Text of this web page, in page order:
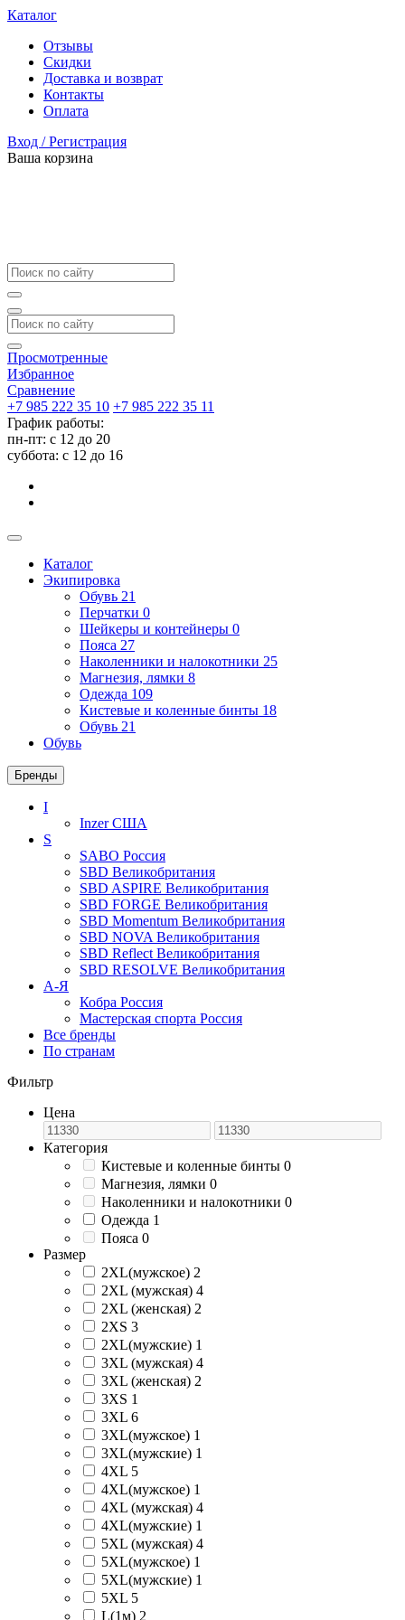
Каталог
Отзывы
Скидки
Доставка и возврат
Контакты
Оплата
Вход / Регистрация
Ваша корзина
Просмотренные
Избранное
Сравнение
+7 985 222 35 10 +7 985 222 35 11
График работы:
пн-пт: с 12 до 20
суббота: c 12 до 16
Каталог
Экипировка
Обувь 21
Перчатки 0
Шейкеры и контейнеры 0
Пояса 27
Наколенники и налокотники 25
Магнезия, лямки 8
Одежда 109
Кистевые и коленные бинты 18
Обувь 21
Обувь
Бренды
I
InzerСША
S
SABO Россия
SBD Великобритания
SBD ASPIRE Великобритания
SBD FORGE Великобритания
SBD Momentum Великобритания
SBD NOVA Великобритания
SBD Reflect Великобритания
SBD RESOLVE Великобритания
А-Я
Кобра Россия
Мастерская спорта Россия
Все бренды
По странам
Фильтр
Цена
Категория
Кистевые и коленные бинты 0
Магнезия, лямки 0
Наколенники и налокотники 0
Одежда 1
Пояса 0
Размер
2XL(мужское) 2
2XL (мужская) 4
2XL (женская) 2
2XS 3
2XL(мужские) 1
3XL (мужская) 4
3XL (женская) 2
3XS 1
3XL 6
3XL(мужское) 1
3XL(мужские) 1
4XL 5
4XL(мужское) 1
4XL (мужская) 4
4XL(мужские) 1
5XL (мужская) 4
5XL(мужское) 1
5XL(мужские) 1
5XL 5
L(1м) 2